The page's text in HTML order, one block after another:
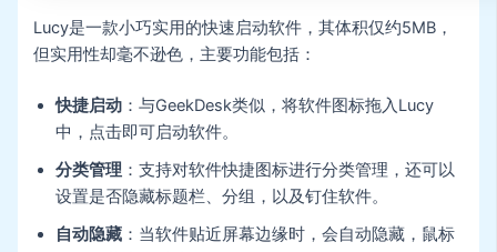
Lucy是一款小巧实用的快速启动软件，其体积仅约5MB，
但实用性却毫不逊色，主要功能包括：
快捷启动 ：与GeekDesk类似，将软件图标拖入Lucy
中，点击即可启动软件。
分类管理 ：支持对软件快捷图标进行分类管理，还可以
设置是否隐藏标题栏、分组，以及钉住软件。
自动隐藏 ：当软件贴近屏幕边缘时，会自动隐藏，鼠标